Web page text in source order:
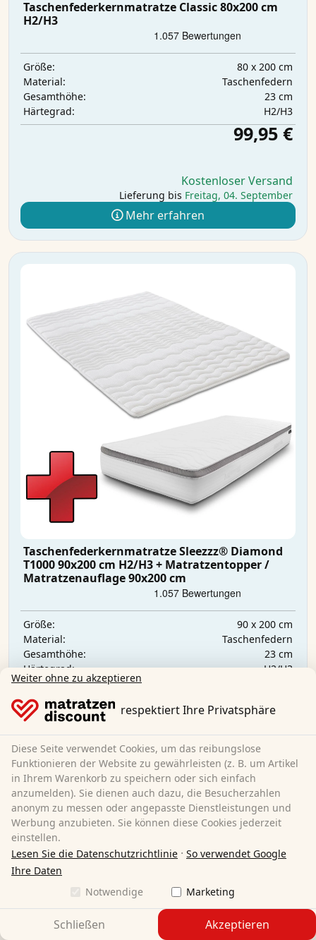
Taschenfederkernmatratze Classic 80x200 cm
H2/H3
Größe:
80 x 200 cm
Material:
Taschenfedern
Gesamthöhe:
23 cm
Härtegrad:
H2/H3
99,95 €
Kostenloser Versand
Lieferung bis Freitag, 04. September
Mehr erfahren
Taschenfederkernmatratze Sleezzz® Diamond
T1000 90x200 cm H2/H3 + Matratzentopper /
Matratzenauflage 90x200 cm
Größe:
90 x 200 cm
Material:
Taschenfedern
Gesamthöhe:
23 cm
Härtegrad:
H2/H3
Kostenloser Versand
Sofort lieferbar
Mehr erfahren
Weiter ohne zu akzeptieren
respektiert Ihre Privatsphäre
Diese Seite verwendet Cookies, um das reibungslose
Funktionieren der Website zu gewährleisten (z. B. um Artikel
in Ihrem Warenkorb zu speichern oder sich einfach
anzumelden). Sie dienen auch dazu, die Besucherzahlen
anonym zu messen oder angepasste Dienstleistungen und
Werbung anzubieten. Sie können diese Cookies jederzeit
einstellen.
Lesen Sie die Datenschutzrichtlinie · So verwendet Google
Ihre Daten
Notwendige
Marketing
Schließen Akzeptieren